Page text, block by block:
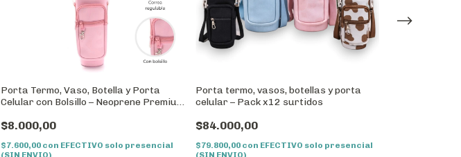
Porta Termo, Vaso, Botella y Porta
Celular con Bolsillo – Neoprene Premium
$8.000,00
$7.600,00 con EFECTIVO solo presencial
(SIN ENVIO)
Porta termo, vasos, botellas y porta
celular – Pack x12 surtidos
$84.000,00
$79.800,00 con EFECTIVO solo presencial
(SIN ENVIO)